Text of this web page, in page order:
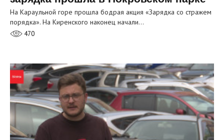
На Караульной горе прошла бодрая акция «Зарядка со стражем
порядка». На Киренского наконец начали…
470